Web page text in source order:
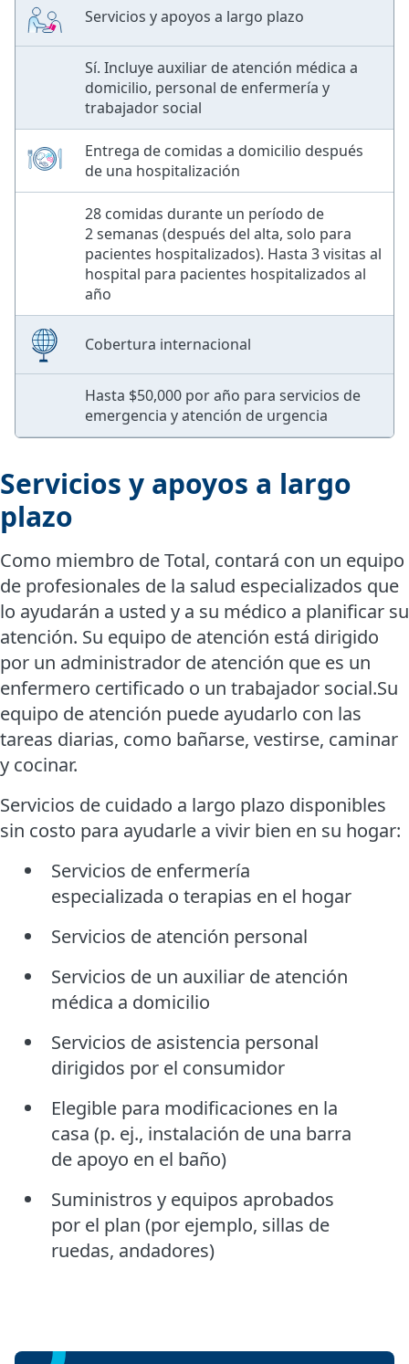
Servicios y apoyos a largo plazo
Sí. Incluye auxiliar de atención médica a
domicilio, personal de enfermería y
trabajador social
Entrega de comidas a domicilio después
de una hospitalización
28 comidas durante un período de
2 semanas (después del alta, solo para
pacientes hospitalizados). Hasta 3 visitas al
hospital para pacientes hospitalizados al
año
Cobertura internacional
Hasta $50,000 por año para servicios de
emergencia y atención de urgencia
Servicios y apoyos a largo
plazo
Como miembro de Total, contará con un equipo
de profesionales de la salud especializados que
lo ayudarán a usted y a su médico a planificar su
atención. Su equipo de atención está dirigido
por un administrador de atención que es un
enfermero certificado o un trabajador social.Su
equipo de atención puede ayudarlo con las
tareas diarias, como bañarse, vestirse, caminar
y cocinar.
Servicios de cuidado a largo plazo disponibles
sin costo para ayudarle a vivir bien en su hogar:
Servicios de enfermería
especializada o terapias en el hogar
Servicios de atención personal
Servicios de un auxiliar de atención
médica a domicilio
Servicios de asistencia personal
dirigidos por el consumidor
Elegible para modificaciones en la
casa (p. ej., instalación de una barra
de apoyo en el baño)
Suministros y equipos aprobados
por el plan (por ejemplo, sillas de
ruedas, andadores)